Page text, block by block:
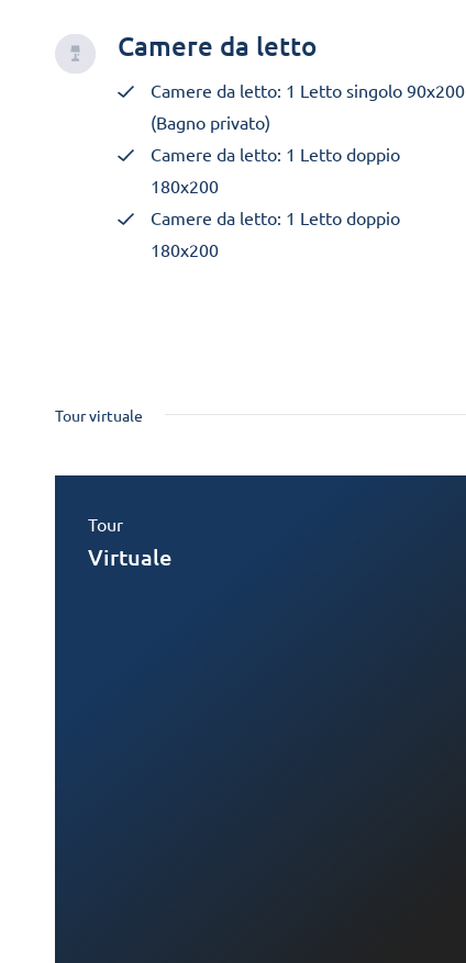
Camere da letto
Camere da letto: 1 Letto singolo 90x200
(Bagno privato)
Camere da letto: 1 Letto doppio
180x200
Camere da letto: 1 Letto doppio
180x200
Tour virtuale
Tour
Virtuale